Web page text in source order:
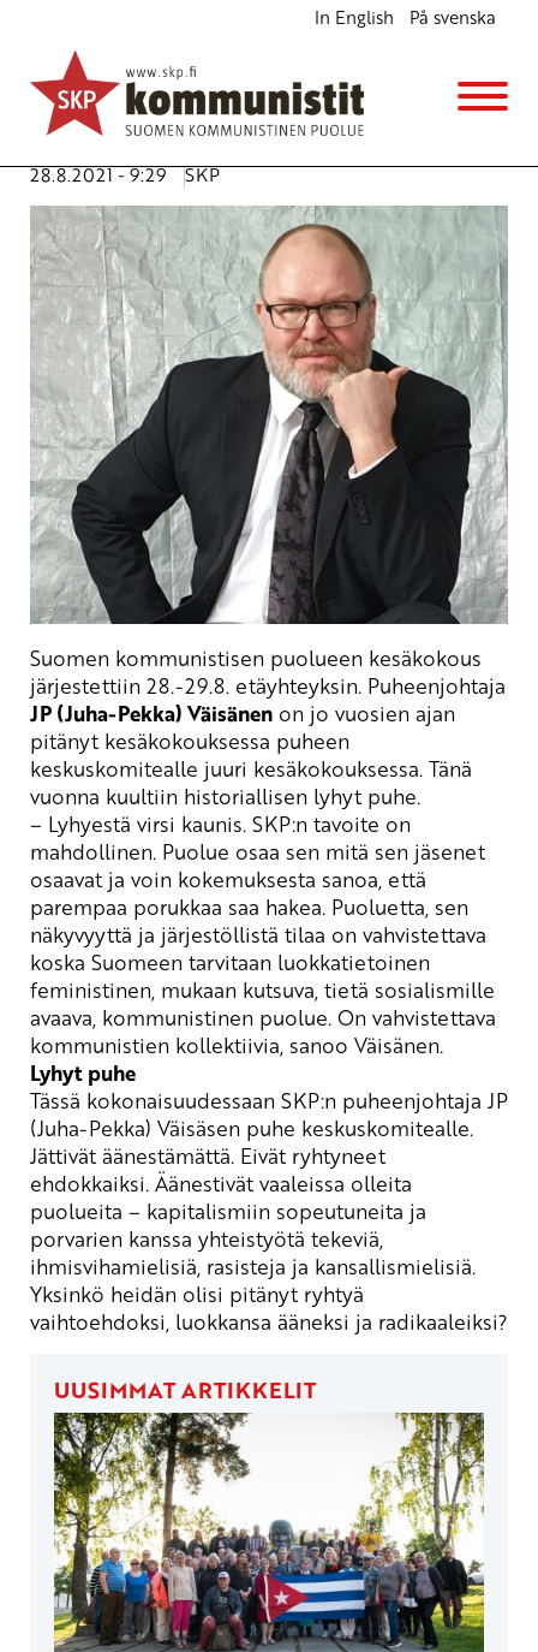
In English På svenska
Puolue osaa sen mitä sen jäsenet osaavat
Ajankohtaista
Avainsanat:JP (Juha-Pekka) Väisänen,kesäkokous
28.8.2021 - 9:29
SKP
Suomen kommunistisen puolueen kesäkokous
järjestettiin 28.-29.8. etäyhteyksin. Puheenjohtaja
JP (Juha-Pekka) Väisänen on jo vuosien ajan
pitänyt kesäkokouksessa puheen
keskuskomitealle juuri kesäkokouksessa. Tänä
vuonna kuultiin historiallisen lyhyt puhe.
– Lyhyestä virsi kaunis. SKP:n tavoite on
mahdollinen. Puolue osaa sen mitä sen jäsenet
osaavat ja voin kokemuksesta sanoa, että
parempaa porukkaa saa hakea. Puoluetta, sen
näkyvyyttä ja järjestöllistä tilaa on vahvistettava
koska Suomeen tarvitaan luokkatietoinen
feministinen, mukaan kutsuva, tietä sosialismille
avaava, kommunistinen puolue. On vahvistettava
kommunistien kollektiivia, sanoo Väisänen.
Lyhyt puhe
Tässä kokonaisuudessaan SKP:n puheenjohtaja JP
(Juha-Pekka) Väisäsen puhe keskuskomitealle.
Jättivät äänestämättä. Eivät ryhtyneet
ehdokkaiksi. Äänestivät vaaleissa olleita
puolueita – kapitalismiin sopeutuneita ja
porvarien kanssa yhteistyötä tekeviä,
ihmisvihamielisiä, rasisteja ja kansallismielisiä.
Yksinkö heidän olisi pitänyt ryhtyä
vaihtoehdoksi, luokkansa ääneksi ja radikaaleiksi?
UUSIMMAT ARTIKKELIT